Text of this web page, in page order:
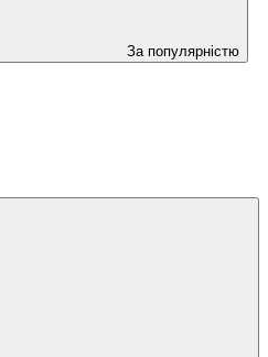
За популярністю